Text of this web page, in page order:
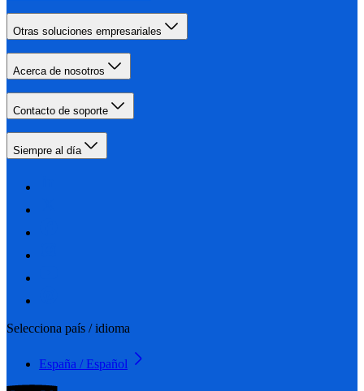
Otras soluciones empresariales
Acerca de nosotros
Contacto de soporte
Siempre al día
Selecciona país / idioma
España / Español